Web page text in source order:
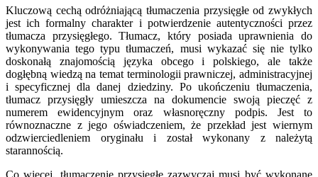
Kluczową cechą odróżniającą tłumaczenia przysięgłe od zwykłych
jest ich formalny charakter i potwierdzenie autentyczności przez
tłumacza przysięgłego. Tłumacz, który posiada uprawnienia do
wykonywania tego typu tłumaczeń, musi wykazać się nie tylko
doskonałą znajomością języka obcego i polskiego, ale także
dogłębną wiedzą na temat terminologii prawniczej, administracyjnej
i specyficznej dla danej dziedziny. Po ukończeniu tłumaczenia,
tłumacz przysięgły umieszcza na dokumencie swoją pieczęć z
numerem ewidencyjnym oraz własnoręczny podpis. Jest to
równoznaczne z jego oświadczeniem, że przekład jest wiernym
odzwierciedleniem oryginału i został wykonany z należytą
starannością.
Co więcej, tłumaczenie przysięgłe zazwyczaj musi być wykonane